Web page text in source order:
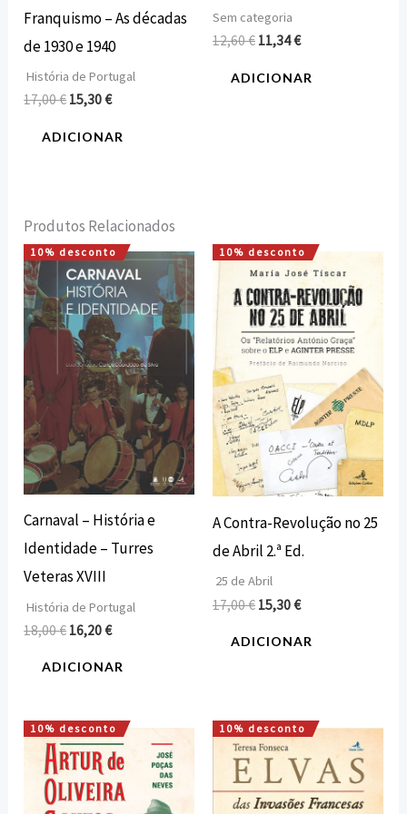
Franquismo – As décadas
de 1930 e 1940
História de Portugal
17,00€ 15,30€
ADICIONAR
Sem categoria
12,60€ 11,34€
ADICIONAR
Produtos Relacionados
10% desconto
Carnaval – História e
Identidade – Turres
Veteras XVIII
História de Portugal
18,00€
O
preço
original
era:
18,00 €.
16,20€
O
preço
atual
é:
16,20 €.
ADICIONAR
10% desconto
A Contra-Revolução no 25
de Abril 2.ª Ed.
25 de Abril
17,00€
O
preço
original
era:
17,00 €.
15,30€
O
preço
atual
é:
15,30 €.
ADICIONAR
10% desconto
O
preço
original
era:
20,00 €.
O
preço
atual
é:
18,00 €.
10% desconto
O
preço
original
era:
12,00 €.
O
atual
é:
10,80 €.